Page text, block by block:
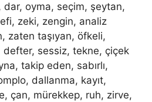
dar, oyma, seçim, şeytan,
zeki, zengin, analiz
zaten taşıyan, öfkeli,
defter, sessiz, tekne, çiçek
takip eden, sabırlı,
dallanma, kayıt,
çan, mürekkep, ruh, zirve,